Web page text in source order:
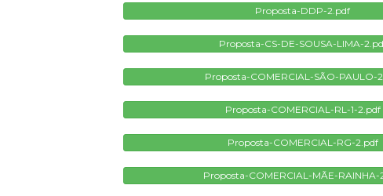
Proposta-DDP-2.pdf
Proposta-CS-DE-SOUSA-LIMA-
Proposta-COMERCIAL-SÃO-PAULO-
Proposta-COMERCIAL-RL-1-2.pdf
Proposta-COMERCIAL-RG-2.pdf
Proposta-COMERCIAL-MÃE-RAINHA-